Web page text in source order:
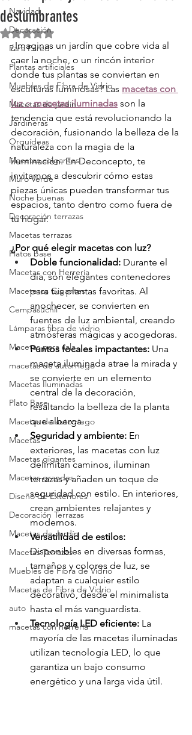
Navidad
Decoración
Para Pared
Plantas artificiales
Muebles de Fibra de Vidrio
Macetas de jardín
Jardineras
Orquídeas
Macetas colgantes
Muro Verde
Noche buenas
Decoración terrazas
Macetas terrazas
Platos base
Macetas con Herrería
Maceteros Gigantes
Cempasúchil
Lámparas fibra de vidrio
Macetas para sala
macetas de autorriego
Macetas Iluminadas
Plato Base
Macetas de autorriego
Macetas
Macetas gigantes
Macetas grandes
Diseño de Exteriores
Decoración Terrazas
Macetas de Jardín
Macetas Terrazas
Muebles de Fibra de Vidrio
Macetas de Fibra de Vidrio
auto
macetas con herrería
deslumbrantes
Obtuvo NaN de 5 estrellas.
¿Imaginas un jardín que cobre vida al
caer la noche, o un rincón interior
donde tus plantas se conviertan en
esculturas luminosas? Las macetas con
luz o macetas iluminadas son la
tendencia que está revolucionando la
decoración, fusionando la belleza de la
naturaleza con la magia de la
iluminación. En Deconcepto, te
invitamos a descubrir cómo estas
piezas únicas pueden transformar tus
espacios, tanto dentro como fuera de
tu hogar.
¿Por qué elegir macetas con luz?
Doble funcionalidad: Durante el
día, son elegantes contenedores
para tus plantas favoritas. Al
anochecer, se convierten en
fuentes de luz ambiental, creando
atmósferas mágicas y acogedoras.
Puntos focales impactantes: Una
maceta iluminada atrae la mirada y
se convierte en un elemento
central de la decoración,
resaltando la belleza de la planta
que alberga.
Seguridad y ambiente: En
exteriores, las macetas con luz
delimitan caminos, iluminan
terrazas y añaden un toque de
seguridad con estilo. En interiores,
crean ambientes relajantes y
modernos.
Versatilidad de estilos:
Disponibles en diversas formas,
tamaños y colores de luz, se
adaptan a cualquier estilo
decorativo, desde el minimalista
hasta el más vanguardista.
Tecnología LED eficiente: La
mayoría de las macetas iluminadas
utilizan tecnología LED, lo que
garantiza un bajo consumo
energético y una larga vida útil.